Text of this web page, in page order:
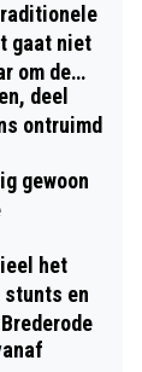
gaat niet
om de
deel
ontruimd
gewoon
het
stunts en